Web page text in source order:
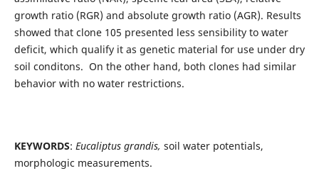
growth ratio (RGR) and absolute growth ratio (AGR). Results
showed that clone 105 presented less sensibility to water
deficit, which qualify it as genetic material for use under dry
soil conditons. On the other hand, both clones had similar
behavior with no water restrictions.
KEYWORDS: Eucaliptus grandis, soil water potentials,
morphologic measurements.